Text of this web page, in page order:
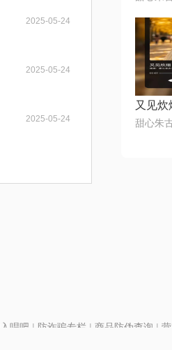
2025-05-24
2025-05-24
2025-05-24
又见炊
甜心朱
唱吧 | 防诈骗专栏 | 商品防伪查询 |